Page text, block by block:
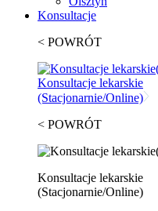
Konsultacje
< POWRÓT
Konsultacje lekarskie
(Stacjonarnie/Online)
< POWRÓT
Konsultacje lekarskie
(Stacjonarnie/Online)